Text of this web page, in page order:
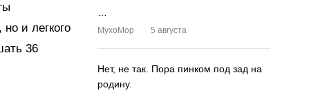
и легкого
36
MyxoMop 5 августа
Нет, не так. Пора пинком под зад на
родину.